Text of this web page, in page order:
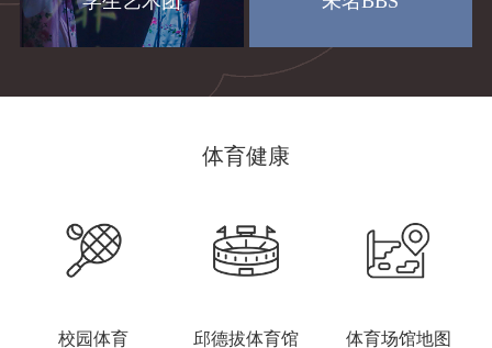
体育健康
校园体育 邱德拔体育馆 体育场馆地图